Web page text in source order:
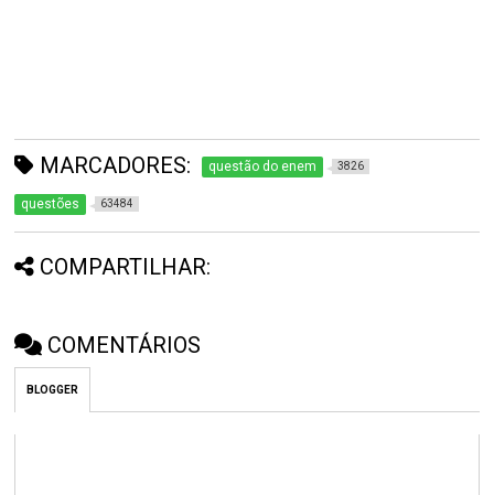
MARCADORES: questão do enem 3826
questões 63484
COMPARTILHAR:
COMENTÁRIOS
BLOGGER